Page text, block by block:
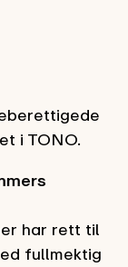
i TONO.
har rett til
fullmektig